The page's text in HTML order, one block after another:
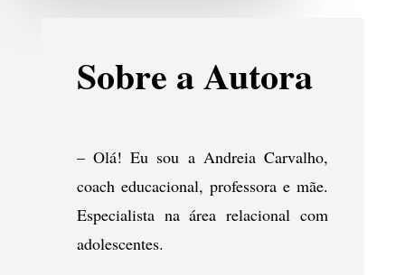
Sobre a Autora
– Olá! Eu sou a Andreia Carvalho,
coach educacional, professora e mãe.
Especialista na área relacional com
adolescentes.